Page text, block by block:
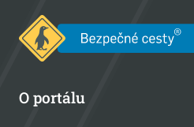
O portálu